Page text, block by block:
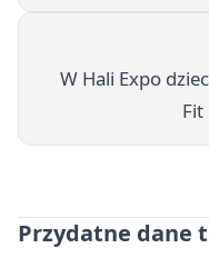
W Hali Expo
Przydatne dane